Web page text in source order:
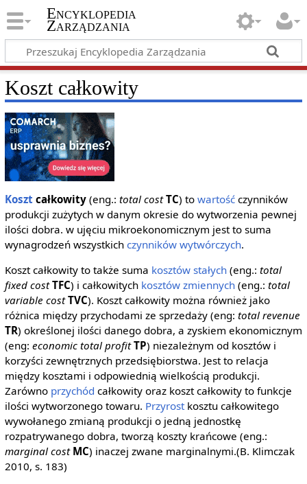
Encyklopedia
Zarządzania
Koszt całkowity
Koszt całkowity(eng.: total cost TC) to wartośćczynników
produkcji zużytych w danym okresie do wytworzenia pewnej
ilości dobra. w ujęciu mikroekonomicznym jest to suma
wynagrodzeń wszystkich czynników wytwórczych.
Koszt całkowity to także suma kosztów stałych(eng.: total
fixed cost TFC) i całkowitych kosztów zmiennych(eng.: total
variable cost TVC). Koszt całkowity można również jako
różnica między przychodami ze sprzedaży (eng: total revenue
TR) określonej ilości danego dobra, a zyskiem ekonomicznym
(eng: economic total profit TP) niezależnym od kosztów i
korzyści zewnętrznych przedsiębiorstwa. Jest to relacja
między kosztami i odpowiednią wielkością produkcji.
Zarówno przychód całkowity oraz koszt całkowity to funkcje
ilości wytworzonego towaru. Przyrostkosztu całkowitego
wywołanego zmianą produkcji o jedną jednostkę
rozpatrywanego dobra, tworzą koszty krańcowe (eng.:
marginal cost MC) inaczej zwane marginalnymi.(B. Klimczak
2010, s. 183)